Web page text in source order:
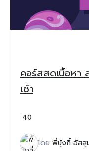
คอร์สสดเนื้อหา
เช้า
40
โดย พี่บุ้งกี๋ อัสสุ